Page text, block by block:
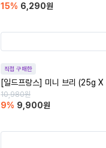
15% 6,290원
직접 구매한
[일드프랑스] 미니 브리 (25g X
10,980원
9% 9,900원